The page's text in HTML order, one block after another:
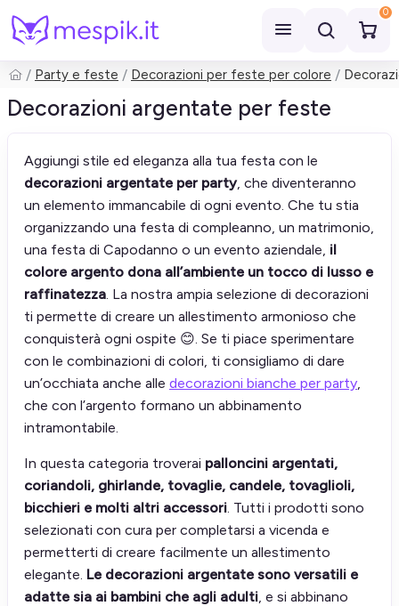
0
Cerca
Party e feste Decorazioni per feste per colore
Decorazioni argentate per feste
Aggiungi stile ed eleganza alla tua festa con le
decorazioni argentate per party, che diventeranno
un elemento immancabile di ogni evento. Che tu stia
organizzando una festa di compleanno, un matrimonio,
una festa di Capodanno o un evento aziendale, il
colore argento dona all’ambiente un tocco di lusso e
raffinatezza. La nostra ampia selezione di decorazioni
ti permette di creare un allestimento armonioso che
conquisterà ogni ospite 😊. Se ti piace sperimentare
con le combinazioni di colori, ti consigliamo di dare
un’occhiata anche alle decorazioni bianche per party,
che con l’argento formano un abbinamento
intramontabile.
In questa categoria troverai palloncini argentati,
coriandoli, ghirlande, tovaglie, candele, tovaglioli,
bicchieri e molti altri accessori. Tutti i prodotti sono
selezionati con cura per completarsi a vicenda e
permetterti di creare facilmente un allestimento
elegante. Le decorazioni argentate sono versatili e
adatte sia ai bambini che agli adulti, e si abbinano